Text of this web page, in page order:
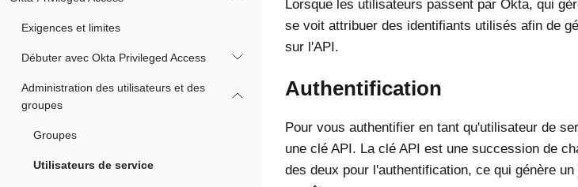
Exigences et limites
Débuter avec Okta Privileged Access
Administration des utilisateurs et des
groupes
Groupes
Utilisateurs de service
Lorsque les utilisateurs passent par Okta, qui
se voit attribuer des identifiants utilisés afin de
sur l'API.
Authentification
Pour vous authentifier en tant qu'utilisateur de
une clé API. La clé API est une succession de
des deux pour l'authentification, ce qui génère